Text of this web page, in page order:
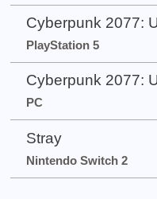
Cyberpunk 2077:
PlayStation 5
Cyberpunk 2077:
PC
Stray
Nintendo Switch 2